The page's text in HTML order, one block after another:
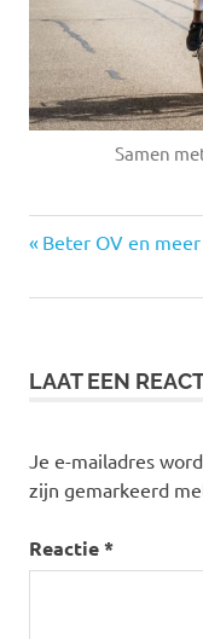
Samen
haag
fiets
Bericht
navigatie
Vorige
Beter OV en
LAAT EEN
Je e-mailadres
zijn gemarkeerd
Reactie*